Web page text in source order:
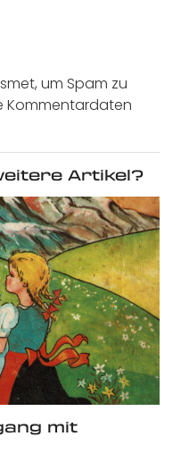
um Spam zu
Kommentardaten
Artikel?
mit